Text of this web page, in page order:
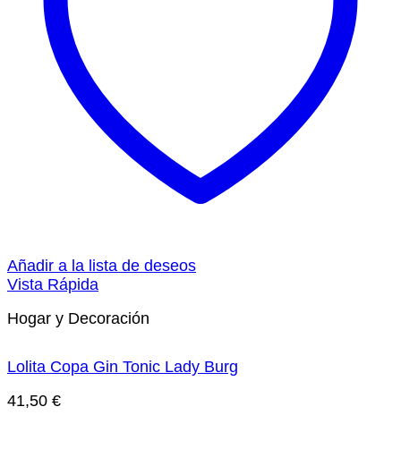
Añadir a la lista de deseos
Vista Rápida
Hogar y Decoración
Lolita Copa Gin Tonic Lady Burg
41,50 €